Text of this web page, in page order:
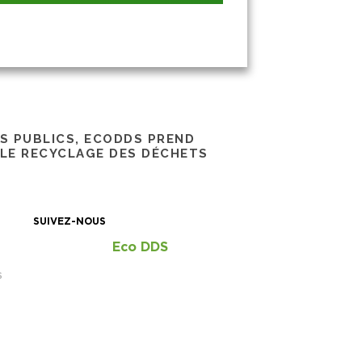
PUBLICS, ECODDS PREND
RECYCLAGE DES DÉCHETS
SUIVEZ-NOUS
Eco DDS